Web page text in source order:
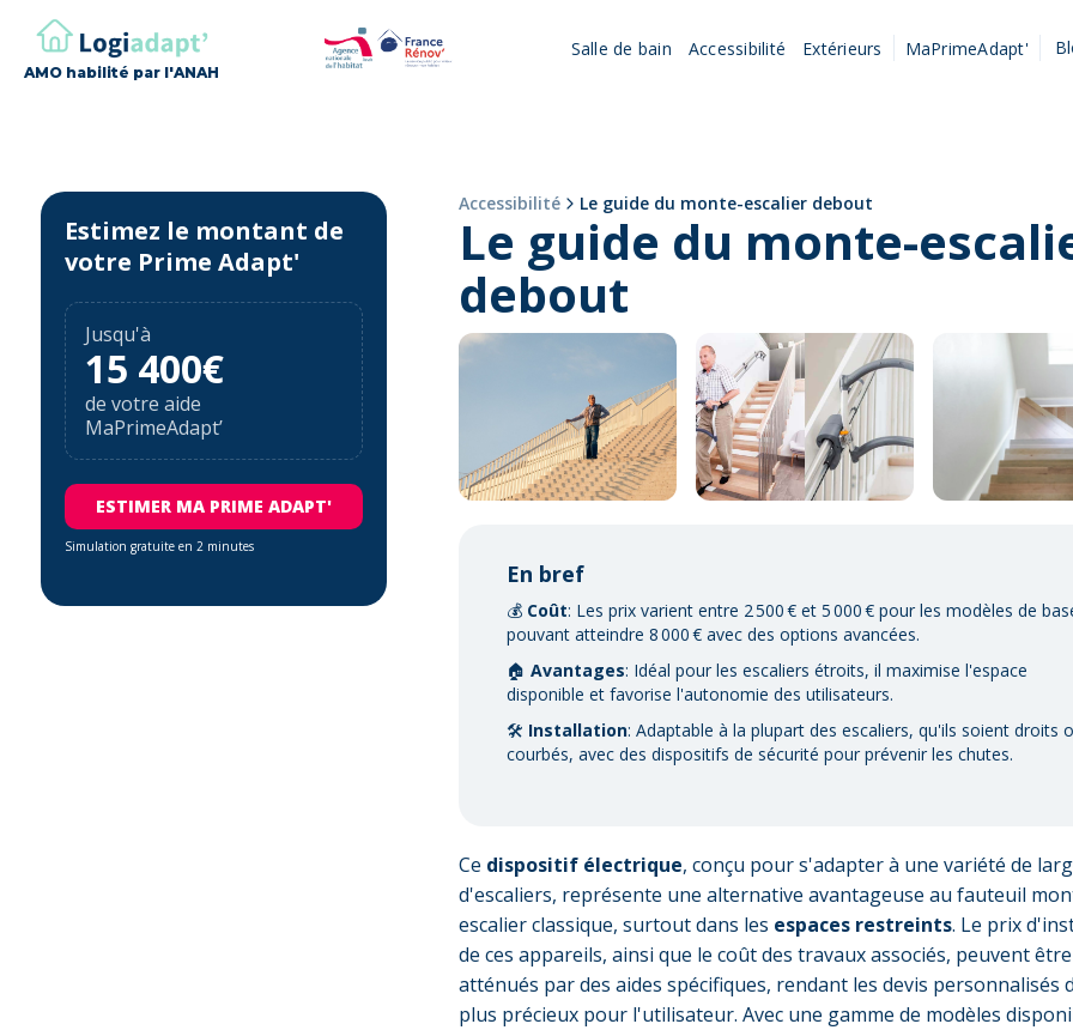
AMO habilité par l'ANAH
Salle de bain Accessibilité Extérieurs MaPrimeAdapt'
Estimez le montant de
votre Prime Adapt'
Jusqu'à
15 400€
de votre aide
MaPrimeAdapt’
ESTIMER MA PRIME ADAPT'
Simulation gratuite en 2 minutes
Accessibilité Le guide du monte-escalier debout
Le guide du monte-
debout
En bref
💰 Coût: Les prix varient entre 2 500 € et 5 000 € pour les modèles de
pouvant atteindre 8 000 € avec des options avancées.
🏠 Avantages: Idéal pour les escaliers étroits, il maximise l'espace
disponible et favorise l'autonomie des utilisateurs.
🛠️ Installation: Adaptable à la plupart des escaliers, qu'ils soient droits
courbés, avec des dispositifs de sécurité pour prévenir les chutes.
Ce dispositif électrique, conçu pour s'adapter à une variété de
d'escaliers, représente une alternative avantageuse au fauteuil
escalier classique, surtout dans les espaces restreints. Le prix
de ces appareils, ainsi que le coût des travaux associés, peuvent être
atténués par des aides spécifiques, rendant les devis personnalisés
plus précieux pour l'utilisateur. Avec une gamme de modèles